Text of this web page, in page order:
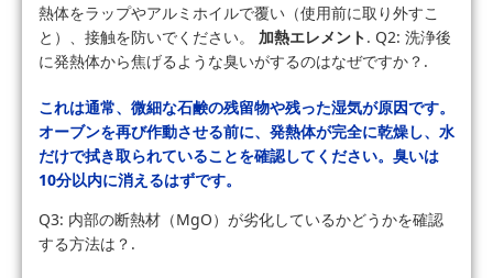
熱体をラップやアルミホイルで覆い（使用前に取り外すこ
と）、接触を防いでください。 加熱エレメント. Q2: 洗浄後
に発熱体から焦げるような臭いがするのはなぜですか？.
これは通常、微細な石鹸の残留物や残った湿気が原因です。
オーブンを再び作動させる前に、発熱体が完全に乾燥し、水
だけで拭き取られていることを確認してください。臭いは
10分以内に消えるはずです。
Q3: 内部の断熱材（MgO）が劣化しているかどうかを確認
する方法は？.